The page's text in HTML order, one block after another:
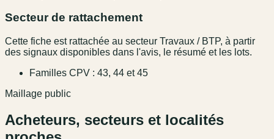
Secteur de rattachement
Cette fiche est rattachée au secteur Travaux / BTP, à partir
des signaux disponibles dans l'avis, le résumé et les lots.
Familles CPV : 43, 44 et 45
Maillage public
Acheteurs, secteurs et localités